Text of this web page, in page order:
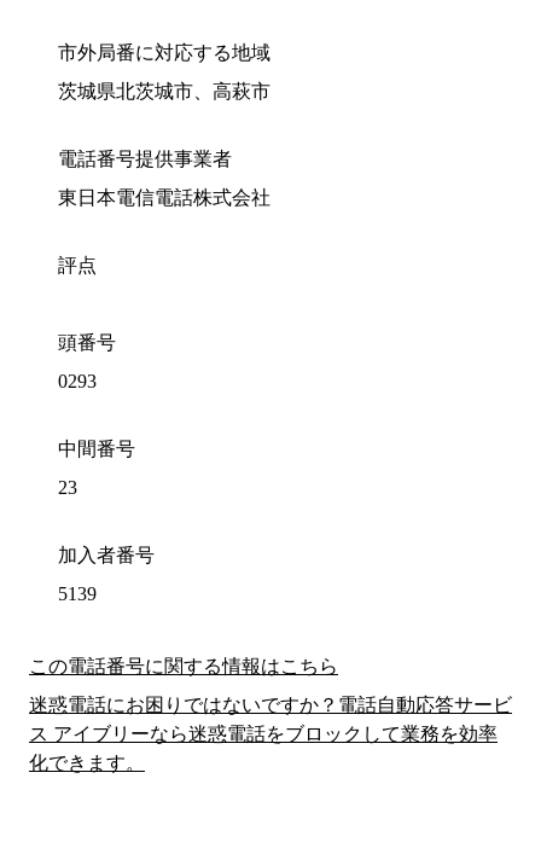
市外局番に対応する地域
茨城県北茨城市、高萩市
電話番号提供事業者
東日本電信電話株式会社
評点
頭番号
0293
中間番号
23
加入者番号
5139
この電話番号に関する情報はこちら
迷惑電話にお困りではないですか？電話自動応答サービ
ス アイブリーなら迷惑電話をブロックして業務を効率
化できます。